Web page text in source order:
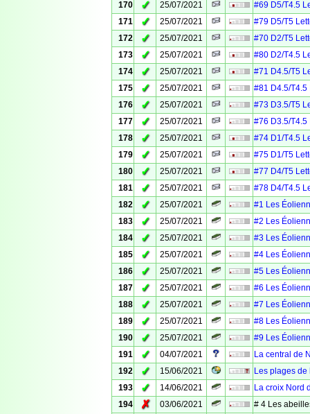
170
✓ 25/07/2021
#69 D5/T4.5
171
✓ 25/07/2021
#79 D5/T5
172
✓ 25/07/2021
#70 D2/T5
173
✓ 25/07/2021
#80 D2/T4.5
174
✓ 25/07/2021
#71 D4.5/T5
175
✓ 25/07/2021
#81 D4.5/T4.5
176
✓ 25/07/2021
#73 D3.5/T5
177
✓ 25/07/2021
#76 D3.5/T4.5
178
✓ 25/07/2021
#74 D1/T4.5
179
✓ 25/07/2021
#75 D1/T5
180
✓ 25/07/2021
#77 D4/T5
181
✓ 25/07/2021
#78 D4/T4.5
182
✓ 25/07/2021
#1 Les
183
✓ 25/07/2021
#2 Les
184
✓ 25/07/2021
#3 Les
185
✓ 25/07/2021
#4 Les
186
✓ 25/07/2021
#5 Les
187
✓ 25/07/2021
#6 Les
188
✓ 25/07/2021
#7 Les
189
✓ 25/07/2021
#8 Les
190
✓ 25/07/2021
#9 Les
191
✓ 04/07/2021
La central de
192
✓ 15/06/2021
Les plages de
193
✓ 14/06/2021
La croix Nord
194
✗ 03/06/2021
# 4 Les